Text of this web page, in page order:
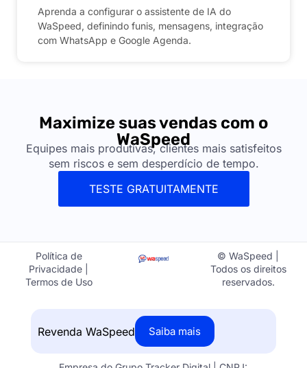
Aprenda a configurar o assistente de IA do
WaSpeed, definindo funis, mensagens, integração
com WhatsApp e Google Agenda.
Maximize suas vendas com o
WaSpeed
Equipes mais produtivas, clientes mais satisfeitos
sem riscos e sem desperdício de tempo.
TESTE GRATUITAMENTE
Política de
Privacidade |
Termos de Uso
© WaSpeed |
Todos os direitos
reservados.
Revenda WaSpeed Saiba mais